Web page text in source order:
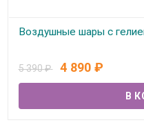
Воздушные шары с
5 390₽ 4 890 ₽